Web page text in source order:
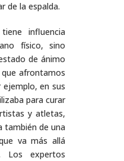
de la espalda.
influencia
físico, sino
de ánimo
afrontamos
en sus
para curar
y atletas,
también de una
va más allá
Los expertos